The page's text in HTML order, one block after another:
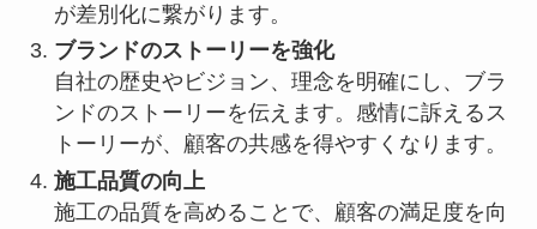
が差別化に繋がります。
ブランドのストーリーを強化
自社の歴史やビジョン、理念を明確にし、ブラ
ンドのストーリーを伝えます。感情に訴えるス
トーリーが、顧客の共感を得やすくなります。
施工品質の向上
施工の品質を高めることで、顧客の満足度を向